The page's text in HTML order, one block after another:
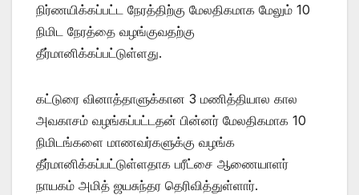
நிர்ணயிக்கப்பட்ட நேரத்திற்கு மேலதிகமாக மேலும் 10
நிமிட நேரத்தை வழங்குவதற்கு
தீர்மானிக்கப்பட்டுள்ளது.
கட்டுரை வினாத்தாளுக்கான 3 மணித்தியால கால
அவகாசம் வழங்கப்பட்டதன் பின்னர் மேலதிகமாக 10
நிமிடங்களை மாணவர்களுக்கு வழங்க
தீர்மானிக்கப்பட்டுள்ளதாக பரீட்சை ஆணையாளர்
நாயகம் அமித் ஜயசுந்தர தெரிவித்துள்ளார்.